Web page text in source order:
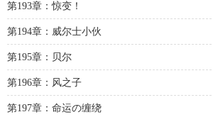
第193章：惊变！
第194章：威尔士小伙
第195章：贝尔
第196章：风之子
第197章：命运の缠绕